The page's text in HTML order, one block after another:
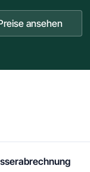
ansehen